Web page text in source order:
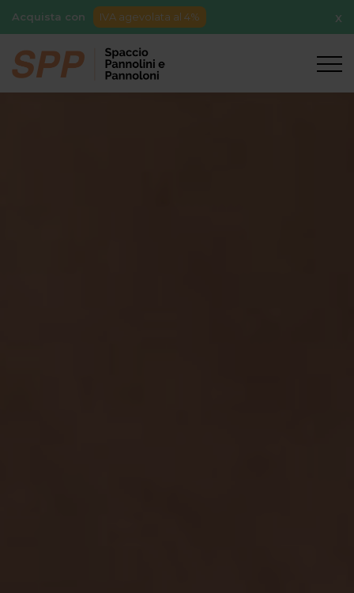
Acquista con IVA agevolata al 4% X